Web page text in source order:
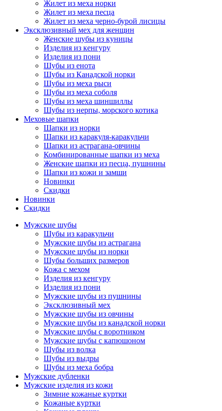
Жилет из меха норки
Жилет из меха песца
Жилет из меха черно-бурой лисицы
Эксклюзивный мех для женщин
Женские шубы из куницы
Изделия из кенгуру
Изделия из пони
Шубы из енота
Шубы из Канадской норки
Шубы из меха рыси
Шубы из меха соболя
Шубы из меха шиншиллы
Шубы из нерпы, морского котика
Меховые шапки
Шапки из норки
Шапки из каракуля-каракульчи
Шапки из астрагана-овчины
Комбинированные шапки из меха
Женские шапки из песца, пушнины
Шапки из кожи и замши
Новинки
Скидки
Новинки
Скидки
Мужские шубы
Шубы из каракульчи
Мужские шубы из астрагана
Мужские шубы из норки
Шубы больших размеров
Кожа с мехом
Изделия из кенгуру
Изделия из пони
Мужские шубы из пушнины
Эксклюзивный мех
Мужские шубы из овчины
Мужские шубы из канадской норки
Мужские шубы с воротником
Мужские шубы с капюшоном
Шубы из волка
Шубы из выдры
Шубы из меха бобра
Мужские дубленки
Мужские изделия из кожи
Зимние кожаные куртки
Кожаные куртки